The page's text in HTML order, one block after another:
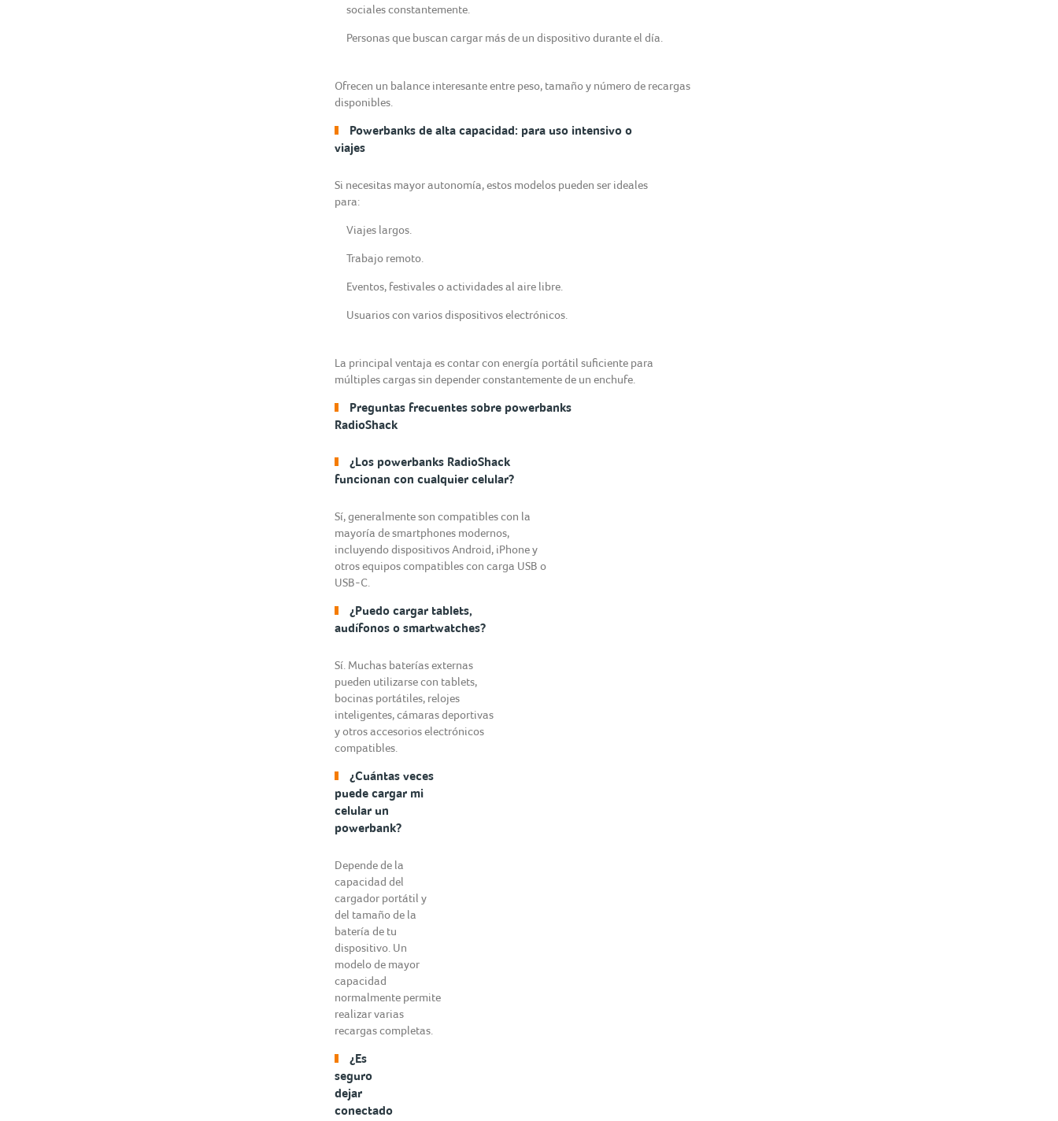
sociales constantemente.
Personas que buscan cargar más de un dispositivo durante el día.
Ofrecen un balance interesante entre peso, tamaño y número de recargas
disponibles.
Powerbanks de alta capacidad: para uso intensivo o
viajes
Si necesitas mayor autonomía, estos modelos pueden ser ideales
para:
Viajes largos.
Trabajo remoto.
Eventos, festivales o actividades al aire libre.
Usuarios con varios dispositivos electrónicos.
La principal ventaja es contar con energía portátil suficiente para
múltiples cargas sin depender constantemente de un enchufe.
Preguntas frecuentes sobre powerbanks
RadioShack
¿Los powerbanks RadioShack
funcionan con cualquier celular?
Sí, generalmente son compatibles con la
mayoría de smartphones modernos,
incluyendo dispositivos Android, iPhone y
otros equipos compatibles con carga USB o
USB-C.
¿Puedo cargar tablets,
audífonos o smartwatches?
Sí. Muchas baterías externas
pueden utilizarse con tablets,
bocinas portátiles, relojes
inteligentes, cámaras deportivas
y otros accesorios electrónicos
compatibles.
¿Cuántas veces
puede cargar mi
celular un
powerbank?
Depende de la
capacidad del
cargador portátil y
del tamaño de la
batería de tu
dispositivo. Un
modelo de mayor
capacidad
normalmente permite
realizar varias
recargas completas.
¿Es
seguro
dejar
conectado